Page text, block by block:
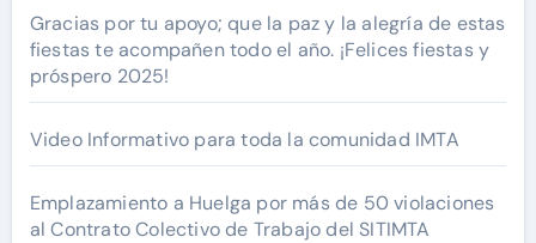
Gracias por tu apoyo; que la paz y la alegría de estas
fiestas te acompañen todo el año. ¡Felices fiestas y
próspero 2025!
Video Informativo para toda la comunidad IMTA
Emplazamiento a Huelga por más de 50 violaciones
al Contrato Colectivo de Trabajo del SITIMTA